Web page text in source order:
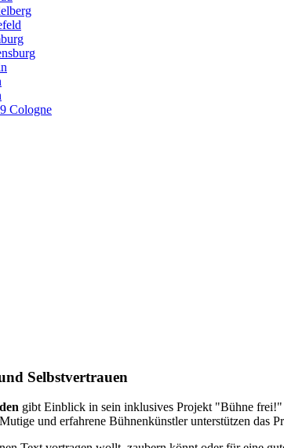
Cologne
Selbstvertrauen
gibt Einblick in sein inklusives Projekt "Bühne
und erfahrene Bühnenkünstler unterstützen das